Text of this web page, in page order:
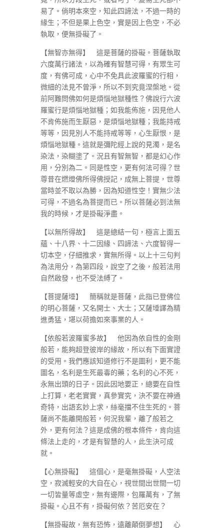
易了。倘明本來空，知此四諦法，不過一時的
緣生；不但是果上色空，實是因上色空，不必
執取，便無掛礙了。
【無智亦無得】 這是菩薩的掛礙。菩薩執取
六度萬行諸法，以為確有智慧可得，有眾生可
度，有佛可成，心中不免具此波羅蜜的行相，
微細的法見不曾淨，所以不到究竟涅槃地。從
前阿難問佛如何是煩惱地獄種性？佛說行六波
羅蜜行是煩惱地獄種；如我能佈施，因見他人
不肯佈施而生厭惡，是煩惱地獄種；我能持戒
等等，因見別人不能持戒等等，心生厭恨，是
煩惱地獄種。這就是彌陀經上說的見濁，是名
染法，染糊塗了。況且有智無智，都是幻心作
用，分別為二。同是性空，更有何法可得？世
尊昔在燃燈佛所得佛授記，成無上菩提，世尊
當時並不取以為勝，因為知道性空！實無少法
可得，不過名為菩提而已。所以菩薩必到法無
我的時候，才是掛礙淨盡。
【以無所得故】 這是總結一句，極言上面五
蘊、十八界、十二因緣、四諦法、六度智得一
切本空，仔細推求，實無所得。以上十三句判
為法用分，為第四段，說空了之後，般若法用
自然啟發，也不受法縛了。
【菩提薩埵】 簡稱就是菩薩，此指已登佛位
的明心菩薩，又名開士、大士；又薩埵譯為精
進勇猛，堪以荷擔如來事業的人。
【依般若波羅蜜多故】 他因為依自性的金剛
般若，能夠超登彼岸的緣故，所以有下面實證
的受用。我們應該知道修行不是圖利，更不能
圖名，名利是生死最毒的藥；名利的心不死，
永無出頭的日子。因此因地要正，總要在自性
上打算，老老實實，真參實究，決不要在神通
奇特，出語玄妙上求，絲毫擋不住生死的。菩
薩尚不能離開般若，何況我輩，離了般若之
外，更有何法？這是成佛的根本條件，肯向這
條法上走的，才是有智慧的人，此生決可成
就。
【心無掛礙】 這個心，是毫無掛礙，人空法
空，寂滅輕安的大自在心，視世間出世間一切
一切皆量等虛空，無有邊際，包羅萬有，了無
掛礙。心且不有，掛礙何依？苦厄安在？
【無掛礙故，無有恐怖，遠離顛倒夢想】 心